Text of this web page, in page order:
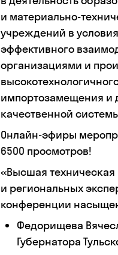
и материально-
учреждений в
эффективного
организациями и
импортозамещения и
качественной
Онлайн-эфиры
6500 просмотров!
«Высшая
и региональных
конференции
Федорищева
Губернатора